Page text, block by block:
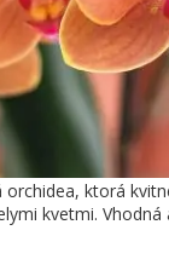
ktorá
kvetmi. Vhodná